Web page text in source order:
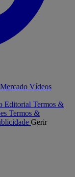
Mercado Vídeos
Editorial Termos &
Termos &
Gerir